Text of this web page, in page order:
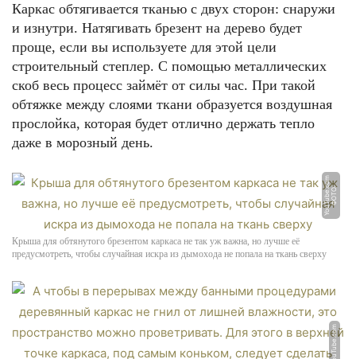
Каркас обтягивается тканью с двух сторон: снаружи
и изнутри. Натягивать брезент на дерево будет
проще, если вы используете для этой цели
строительный степлер. С помощью металлических
скоб весь процесс займёт от силы час. При такой
обтяжке между слоями ткани образуется воздушная
прослойка, которая будет отлично держать тепло
даже в морозный день.
Ф
О
Т
О:
Y
o
u
T
u
b
e.
c
o
m
Крыша для обтянутого брезентом каркаса не так уж важна, но лучше её
предусмотреть, чтобы случайная искра из дымохода не попала на ткань сверху